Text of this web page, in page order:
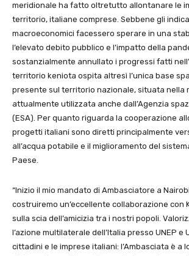
meridionale ha fatto oltretutto allontanare le
territorio, italiane comprese. Sebbene gli
macroeconomici facessero sperare in una
l’elevato debito pubblico e l’impatto della
sostanzialmente annullato i progressi fatti
territorio keniota ospita altresì l’unica base
presente sul territorio nazionale, situata nella
attualmente utilizzata anche dall’Agenzia
(ESA). Per quanto riguarda la cooperazione
progetti italiani sono diretti principalmente
all’acqua potabile e il miglioramento del
Paese.
“Inizio il mio mandato di Ambasciatore a
costruiremo un’eccellente collaborazione con
sulla scia dell’amicizia tra i nostri popoli.
l’azione multilaterale dell’Italia presso UNEP e
cittadini e le imprese italiani: l’Ambasciata è a